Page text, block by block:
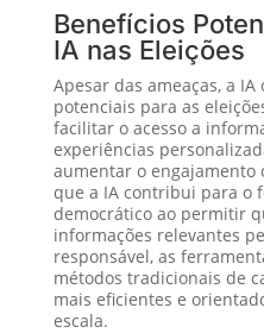
Benefícios
IA nas Eleições
Apesar das ameaças, a
potenciais para as
facilitar o acesso a
experiências
aumentar o engajamento
que a IA contribui para o
democrático ao permitir
informações relevantes
responsável, as
métodos tradicionais de
mais eficientes e
escala.